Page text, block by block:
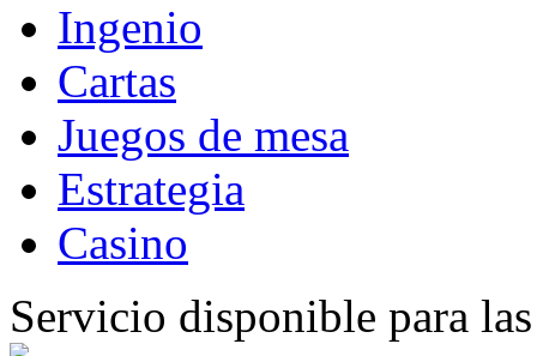
Ingenio
Cartas
Juegos de mesa
Estrategia
Casino
Servicio disponible para